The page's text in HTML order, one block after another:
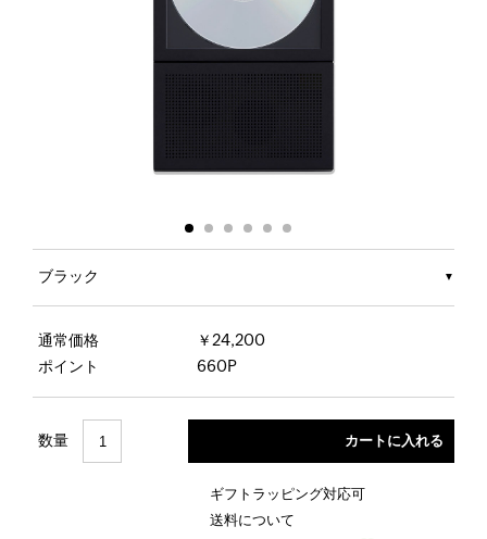
ブラック
通常価格
￥24,200
ポイント
660P
数量
ギフトラッピング対応可
送料について